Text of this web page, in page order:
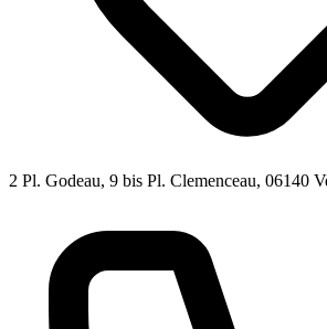
2 Pl. Godeau, 9 bis Pl. Clemenceau, 06140